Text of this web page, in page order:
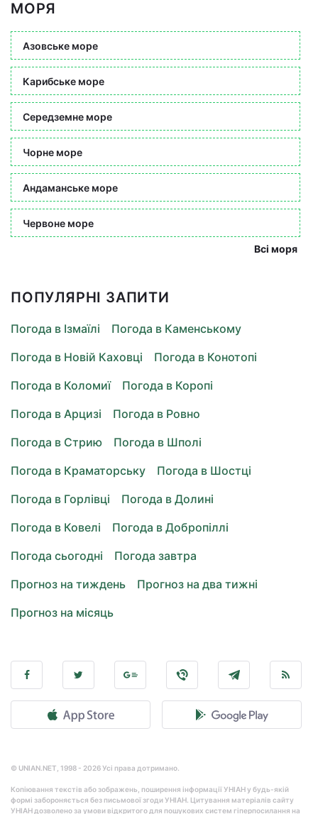
МОРЯ
Азовське море
Карибське море
Середземне море
Чорне море
Андаманське море
Червоне море
Всі моря
ПОПУЛЯРНІ ЗАПИТИ
Погода в Ізмаїлі
Погода в Каменському
Погода в Новій Каховці
Погода в Конотопі
Погода в Коломиї
Погода в Коропі
Погода в Арцизі
Погода в Ровно
Погода в Стрию
Погода в Шполі
Погода в Краматорську
Погода в Шостці
Погода в Горлівці
Погода в Долині
Погода в Ковелі
Погода в Добропіллі
Погода сьогодні
Погода завтра
Прогноз на тиждень
Прогноз на два тижні
Прогноз на місяць
© UNIAN.NET, 1998 - 2026 Усі права дотримано.
Копіювання текстів або зображень, поширення інформації УНІАН у будь-якій
формі забороняється без письмової згоди УНІАН. Цитування матеріалів сайту
УНІАН дозволено за умови відкритого для пошукових систем гіперпосилання на